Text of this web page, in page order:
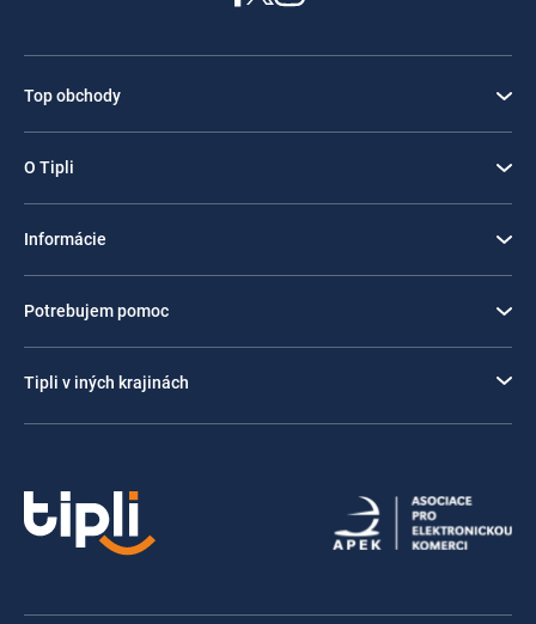
Top obchody
O Tipli
Informácie
Potrebujem pomoc
Tipli v iných krajinách